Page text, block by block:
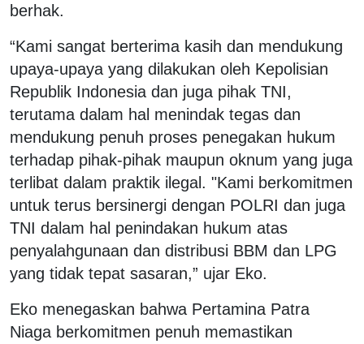
berhak.
“Kami sangat berterima kasih dan mendukung
upaya-upaya yang dilakukan oleh Kepolisian
Republik Indonesia dan juga pihak TNI,
terutama dalam hal menindak tegas dan
mendukung penuh proses penegakan hukum
terhadap pihak-pihak maupun oknum yang juga
terlibat dalam praktik ilegal. "Kami berkomitmen
untuk terus bersinergi dengan POLRI dan juga
TNI dalam hal penindakan hukum atas
penyalahgunaan dan distribusi BBM dan LPG
yang tidak tepat sasaran,” ujar Eko.
Eko menegaskan bahwa Pertamina Patra
Niaga berkomitmen penuh memastikan